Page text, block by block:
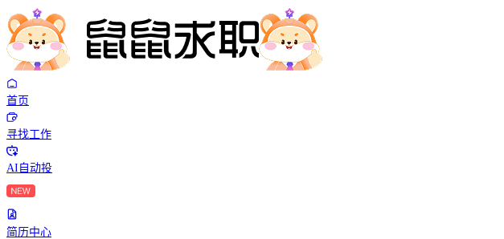
首页
寻找工作
AI自动投
简历中心